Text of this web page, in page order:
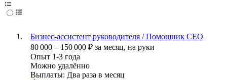
Бизнес-ассистент руководителя / Помощник СЕО
80 000 – 150 000 ₽ за месяц, на руки
Опыт 1-3 года
Можно удалённо
Выплаты: Два раза в месяц